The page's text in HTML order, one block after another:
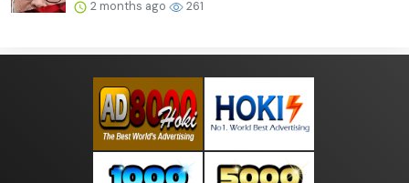
2 months ago 261